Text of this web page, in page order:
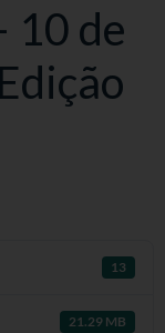
10 de
13
21.29 MB